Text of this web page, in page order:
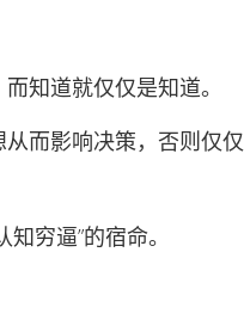
知道就仅仅是知道。
而影响决策，否则仅仅
穷逼”的宿命。